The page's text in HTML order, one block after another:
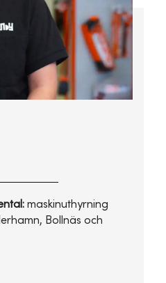
maskinuthyrning
Bollnäs och